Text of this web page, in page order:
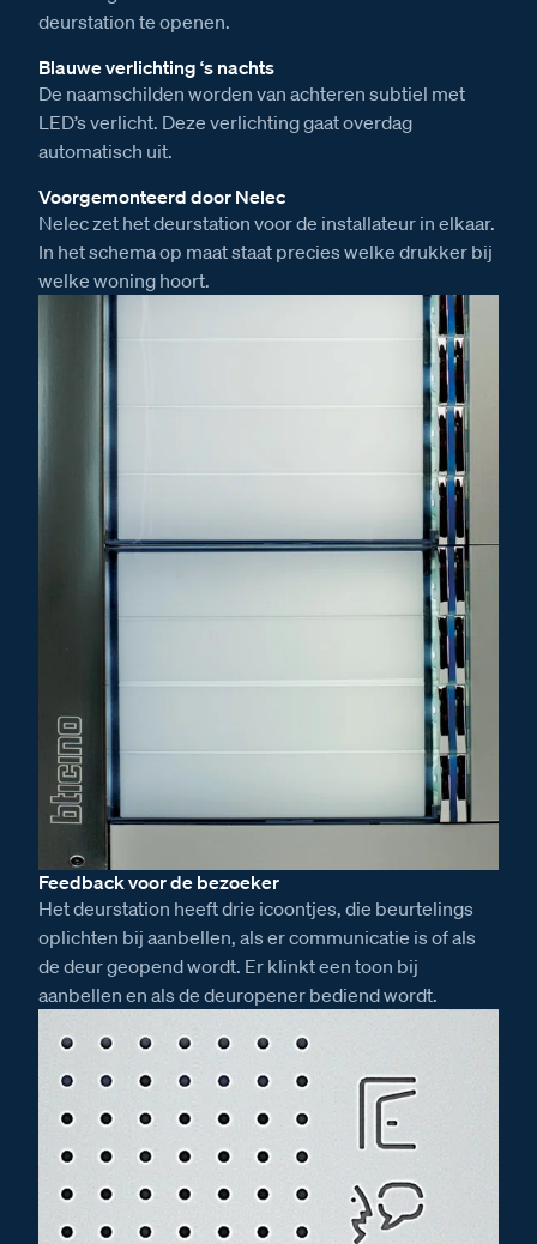
deurstation te openen.
Blauwe verlichting ‘s nachts
De naamschilden worden van achteren subtiel met
LED’s verlicht. Deze verlichting gaat overdag
automatisch uit.
Voorgemonteerd door Nelec
Nelec zet het deurstation voor de installateur in elkaar.
In het schema op maat staat precies welke drukker bij
welke woning hoort.
Feedback voor de bezoeker
Het deurstation heeft drie icoontjes, die beurtelings
oplichten bij aanbellen, als er communicatie is of als
de deur geopend wordt. Er klinkt een toon bij
aanbellen en als de deuropener bediend wordt.